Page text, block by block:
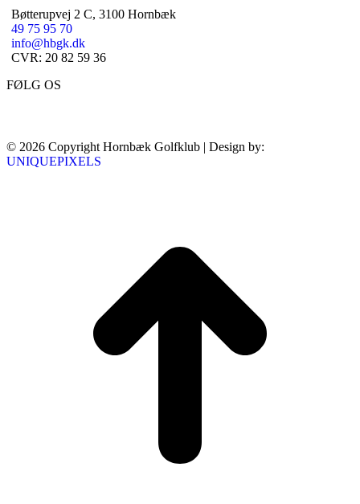
Bøtterupvej 2 C, 3100 Hornbæk
49 75 95 70
info@hbgk.dk
CVR: 20 82 59 36
FØLG OS
© 2026 Copyright Hornbæk Golfklub | Design by:
UNIQUEPIXELS